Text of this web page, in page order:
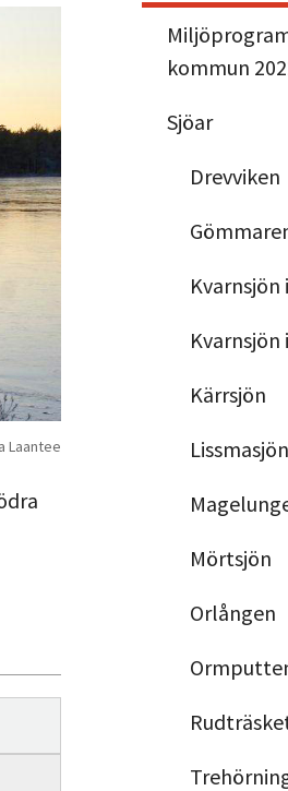
Laantee
kommun
Sjöar
Drevviken
Kvarnsjön
Kvarnsjön
Kärrsjön
Lissmasjön
Mörtsjön
Orlången